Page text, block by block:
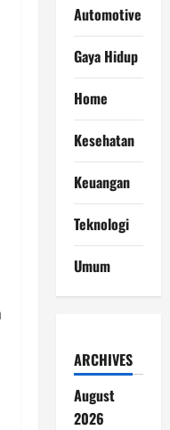
Automotive
Gaya Hidup
Home
Kesehatan
Keuangan
Teknologi
Umum
ARCHIVES
August
2026